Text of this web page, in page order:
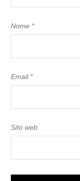
Nome *
Email *
Sito web